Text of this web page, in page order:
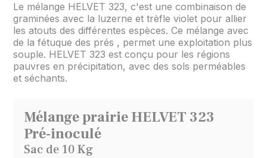
Le mélange HELVET 323, c'est une combinaison de
graminées avec la luzerne et trèfle violet pour allier
les atouts des différentes espèces. Ce mélange avec
de la fétuque des prés , permet une exploitation plus
souple. HELVET 323 est conçu pour les régions
pauvres en précipitation, avec des sols perméables
et séchants.
Mélange prairie HELVET 323
Pré-inoculé
Sac de 10 Kg